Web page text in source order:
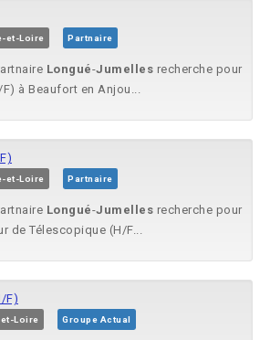
et-Loire Partnaire
Longué-Jumelles recherche pour
à Beaufort en Anjou...
et-Loire Partnaire
Longué-Jumelles recherche pour
de Télescopique (H/F...
F)
Loire Groupe Actual